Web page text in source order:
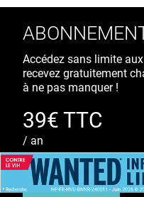
Accédez sans limite
recevez gratuitement
à ne pas manquer !
39€ TTC
/ an
S'ABONNER